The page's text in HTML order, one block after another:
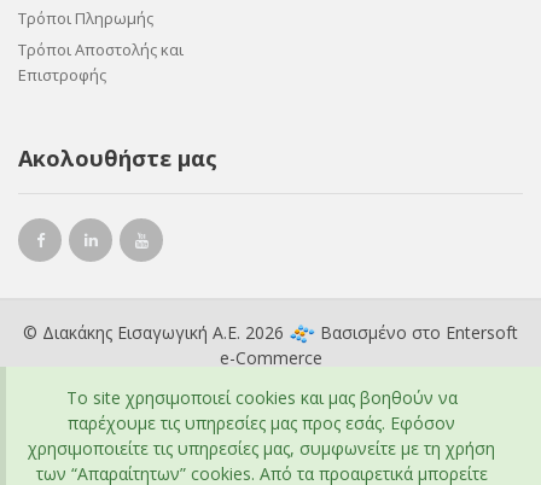
Τρόποι Πληρωμής
Τρόποι Αποστολής και
Επιστροφής
Ακολουθήστε μας
© Διακάκης Εισαγωγική Α.Ε. 2026 Βασισμένο στο Entersoft
e-Commerce
To site χρησιμοποιεί cookies και μας βοηθούν να
παρέχουμε τις υπηρεσίες μας προς εσάς. Εφόσον
χρησιμοποιείτε τις υπηρεσίες μας, συμφωνείτε με τη χρήση
των “Απαραίτητων” cookies. Από τα προαιρετικά μπορείτε